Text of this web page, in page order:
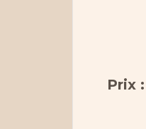
Prix